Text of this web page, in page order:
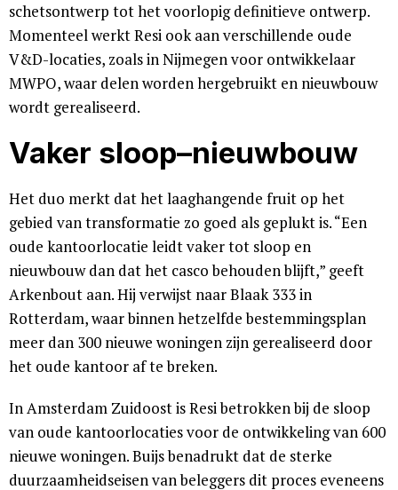
schetsontwerp tot het voorlopig definitieve ontwerp.
Momenteel werkt Resi ook aan verschillende oude
V&D-locaties, zoals in Nijmegen voor ontwikkelaar
MWPO, waar delen worden hergebruikt en nieuwbouw
wordt gerealiseerd.
Vaker sloop–nieuwbouw
Het duo merkt dat het laaghangende fruit op het
gebied van transformatie zo goed als geplukt is. “Een
oude kantoorlocatie leidt vaker tot sloop en
nieuwbouw dan dat het casco behouden blijft,” geeft
Arkenbout aan. Hij verwijst naar Blaak 333 in
Rotterdam, waar binnen hetzelfde bestemmingsplan
meer dan 300 nieuwe woningen zijn gerealiseerd door
het oude kantoor af te breken.
In Amsterdam Zuidoost is Resi betrokken bij de sloop
van oude kantoorlocaties voor de ontwikkeling van 600
nieuwe woningen. Buijs benadrukt dat de sterke
duurzaamheidseisen van beleggers dit proces eveneens